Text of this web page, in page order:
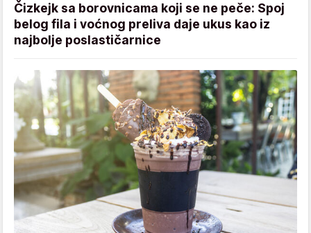
Čizkejk sa borovnicama koji se ne peče: Spoj
belog fila i voćnog preliva daje ukus kao iz
najbolje poslastičarnice